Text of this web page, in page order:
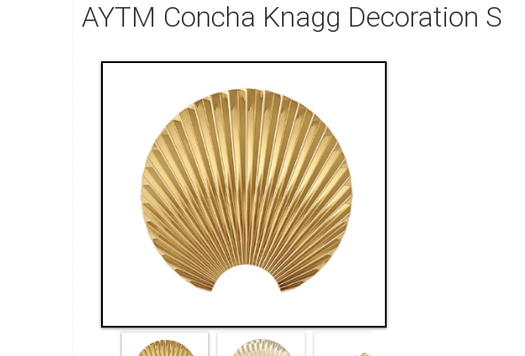
AYTM Concha Knagg Decoration S